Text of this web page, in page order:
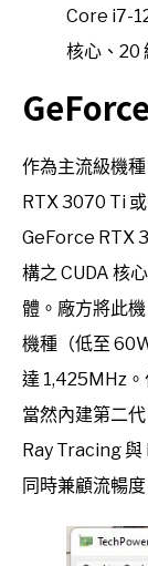
Core i7-
核心、20
作為主流級機
RTX 3070 Ti
GeForce RTX
構之 CUDA 核
體。廠方將此
機種（低至
達 1,425MHz
當然內建第二
Ray Tracing 與
同時兼顧流暢度